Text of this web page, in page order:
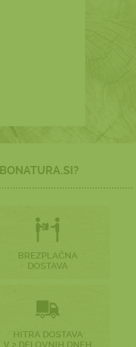
BONATURA.SI?
BREZPLAČNA
DOSTAVA
HITRA DOSTAVA
V 2 DELOVNIH DNEH